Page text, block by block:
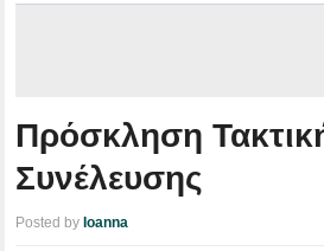
Πρόσκληση
Συνέλευσης
Posted by Ioanna